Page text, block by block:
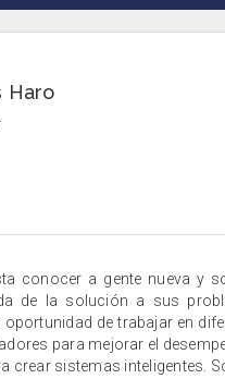
Haro
conocer a gente nueva y
de la solución a sus
de trabajar en
para mejorar el
crear sistemas inteligentes.